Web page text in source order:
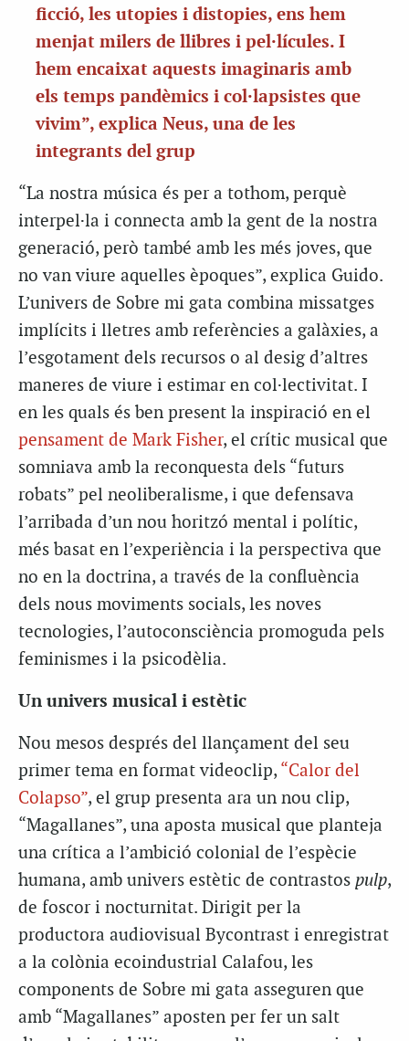
ficció, les utopies i distopies, ens hem
menjat milers de llibres i pel·lícules. I
hem encaixat aquests imaginaris amb
els temps pandèmics i col·lapsistes que
vivim”, explica Neus, una de les
integrants del grup
“La nostra música és per a tothom, perquè
interpel·la i connecta amb la gent de la nostra
generació, però també amb les més joves, que
no van viure aquelles èpoques”, explica Guido.
L’univers de Sobre mi gata combina missatges
implícits i lletres amb referències a galàxies, a
l’esgotament dels recursos o al desig d’altres
maneres de viure i estimar en col·lectivitat. I
en les quals és ben present la inspiració en el
pensament de Mark Fisher, el crític musical que
somniava amb la reconquesta dels “futurs
robats” pel neoliberalisme, i que defensava
l’arribada d’un nou horitzó mental i polític,
més basat en l’experiència i la perspectiva que
no en la doctrina, a través de la confluència
dels nous moviments socials, les noves
tecnologies, l’autoconsciència promoguda pels
feminismes i la psicodèlia.
Un univers musical i estètic
Nou mesos després del llançament del seu
primer tema en format videoclip, “Calor del
Colapso”, el grup presenta ara un nou clip,
“Magallanes”, una aposta musical que planteja
una crítica a l’ambició colonial de l’espècie
humana, amb univers estètic de contrastos pulp,
de foscor i nocturnitat. Dirigit per la
productora audiovisual Bycontrast i enregistrat
a la colònia ecoindustrial Calafou, les
components de Sobre mi gata asseguren que
amb “Magallanes” aposten per fer un salt